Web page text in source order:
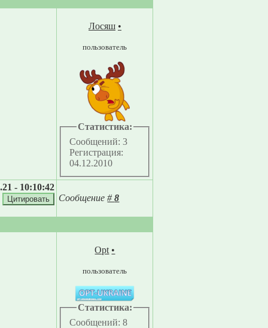
Лосяш •
пользователь
Статистика:
Сообщений: 3
Регистрация:
04.12.2010
- 10:10:42
Сообщение#8
Opt •
пользователь
Статистика:
Сообщений: 8